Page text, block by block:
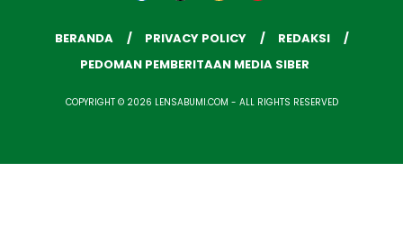
BERANDA PRIVACY POLICY
REDAKSI
PEDOMAN PEMBERITAAN MEDIA SIBER
COPYRIGHT © 2026 LENSABUMI.COM - ALL RIGHTS RESERVED